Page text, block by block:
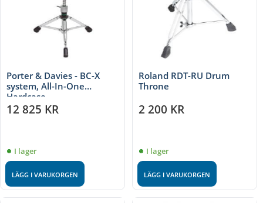
Porter & Davies - BC-X
system, All-In-One
Hardcase
12 825 KR
I lager
LÄGG I VARUKORGEN
Roland RDT-RU Drum
Throne
2 200 KR
I lager
LÄGG I VARUKORGEN